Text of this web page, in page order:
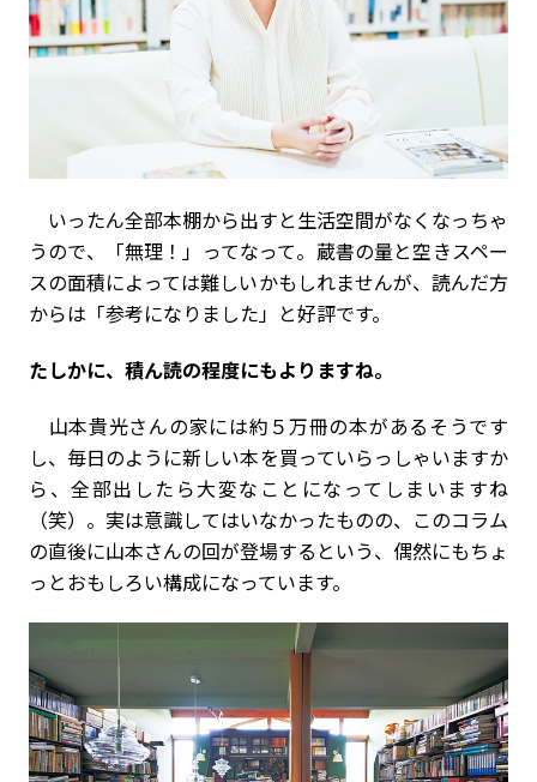
いったん全部本棚から出すと生活空間がなくなっちゃ
うので、「無理！」ってなって。蔵書の量と空きスペー
スの面積によっては難しいかもしれませんが、読んだ方
からは「参考になりました」と好評です。
――たしかに、積ん読の程度にもよりますね。
山本貴光さんの家には約５万冊の本があるそうです
し、毎日のように新しい本を買っていらっしゃいますか
ら、全部出したら大変なことになってしまいますね
（笑）。実は意識してはいなかったものの、このコラム
の直後に山本さんの回が登場するという、偶然にもちょ
っとおもしろい構成になっています。